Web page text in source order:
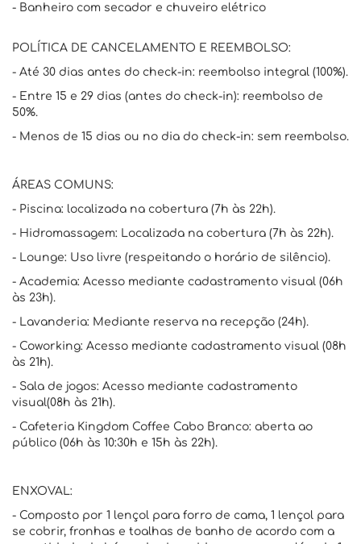
- Banheiro com secador e chuveiro elétrico
POLÍTICA DE CANCELAMENTO E REEMBOLSO:
- Até 30 dias antes do check-in: reembolso integral (100%).
- Entre 15 e 29 dias (antes do check-in): reembolso de
50%.
- Menos de 15 dias ou no dia do check-in: sem reembolso.
ÁREAS COMUNS:
- Piscina: localizada na cobertura (7h às 22h).
- Hidromassagem: Localizada na cobertura (7h às 22h).
- Lounge: Uso livre (respeitando o horário de silêncio).
- Academia: Acesso mediante cadastramento visual (06h
às 23h).
- Lavanderia: Mediante reserva na recepção (24h).
- Coworking: Acesso mediante cadastramento visual (08h
às 21h).
- Sala de jogos: Acesso mediante cadastramento
visual(08h às 21h).
- Cafeteria Kingdom Coffee Cabo Branco: aberta ao
público (06h às 10:30h e 15h às 22h).
ENXOVAL:
- Composto por 1 lençol para forro de cama, 1 lençol para
se cobrir, fronhas e toalhas de banho de acordo com a